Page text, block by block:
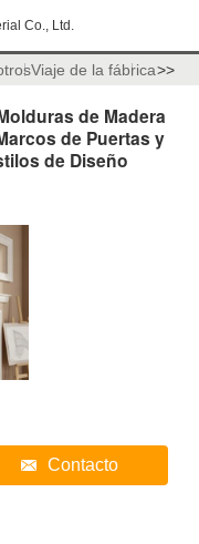
Co., Ltd.
Viaje de la fábrica>>
de Madera
de Puertas y
de Diseño
Contacto